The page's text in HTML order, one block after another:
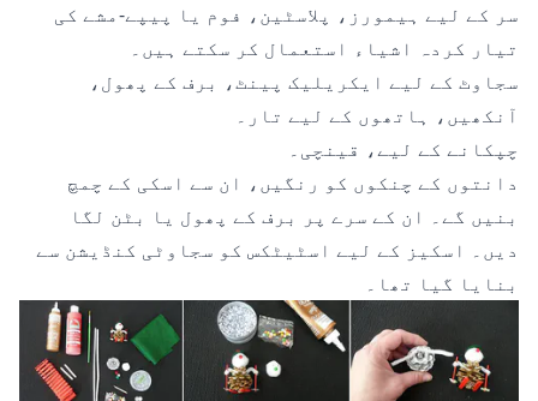
سر کے لیے ہیمورز، پلاسٹین، فوم یا پیپے-مشے کی
تیار کردہ اشیاء استعمال کر سکتے ہیں۔
سجاوٹ کے لیے ایکریلیک پینٹ، برف کے پھول،
آنکھیں، ہاتھوں کے لیے تار۔
چپکانے کے لیے، قینچی۔
دانتوں کے چنکوں کو رنگیں، ان سے اسکی کے چمچ
بنیں گے۔ ان کے سرے پر برف کے پھول یا بٹن لگا
دیں۔ اسکیز کے لیے اسٹیٹکس کو سجاوٹی کنڈیشن سے
بنایا گیا تھا۔